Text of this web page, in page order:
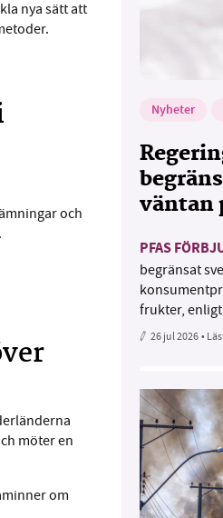
nya sätt att
och
möter en
om
Nyheter
väntan
PFAS
begränsat
frukter, enligt
26 jul 2026•